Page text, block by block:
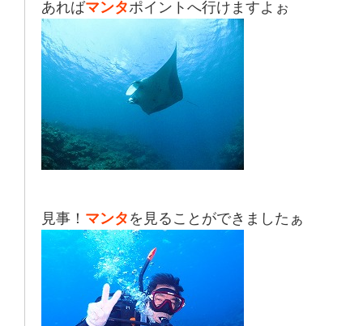
あればマンタポイントへ行けますよぉ
見事！ マンタ を見ることができましたぁ